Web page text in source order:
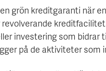
grön kreditgaranti när
investering som bidrar
på de aktiviteter som